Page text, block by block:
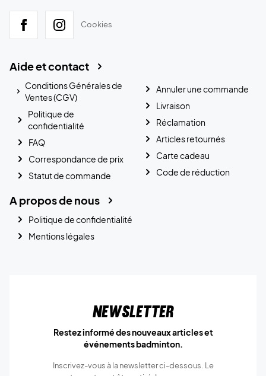
Cookies
Aide et contact
Conditions Générales de
Ventes (CGV)
Politique de
confidentialité
FAQ
Correspondance de prix
Statut de commande
Annuler une commande
Livraison
Réclamation
Articles retournés
Carte cadeau
Code de réduction
A propos de nous
Politique de confidentialité
Mentions légales
Newsletter
Restez informé des nouveaux articles et
événements badminton.
Inscrivez-vous à la newsletter ci-dessous. Le